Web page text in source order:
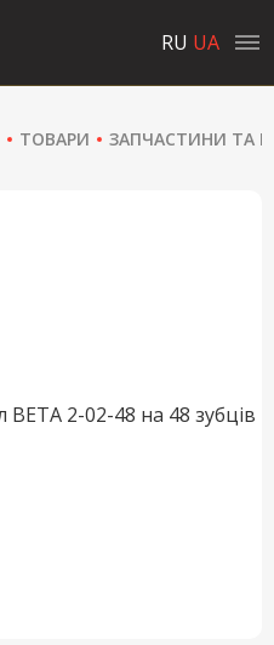
RU UA
ТОВАРИ ЗАПЧАСТИНИ ТА